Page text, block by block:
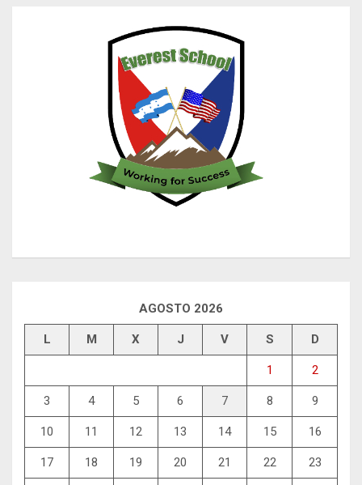
AGOSTO 2026
L M X J V S D
1 2
3 4 5 6 7 8 9
10 11 12 13 14 15 16
17 18 19 20 21 22 23